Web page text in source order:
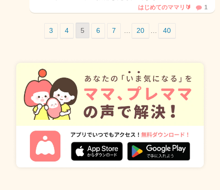
はじめてのママリ🔰 1
3 4 5 6 7 20 40